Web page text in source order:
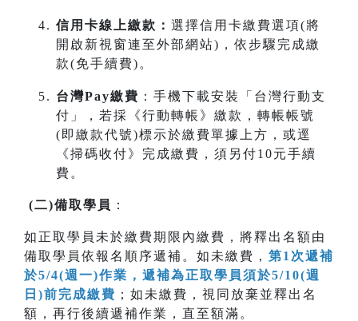
信用卡線上繳款： 選擇信用卡繳費選項(將
開啟新視窗連至外部網站)，依步驟完成繳
款(免手續費)。
台灣Pay繳費 ：手機下載安裝「台灣行動支
付」，若採《行動轉帳》繳款，轉帳帳號
(即繳款代號)標示於繳費單據上方，或逕
《掃碼收付》完成繳費，須另付10元手續
費。
(二)備取學員 ：
如正取學員未於繳費期限內繳費，將釋出名額由
備取學員依報名順序遞補。如未繳費， 第1次遞補
於5/4(週一)作業，遞補為正取學員須於5/10(週
日)前完成繳費 ；如未繳費，視同放棄並釋出名
額，再行後續遞補作業，直至額滿。